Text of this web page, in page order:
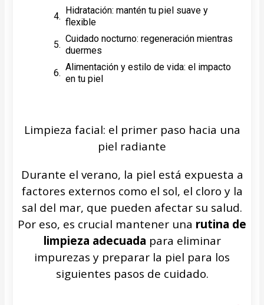
Hidratación: mantén tu piel suave y
flexible
Cuidado nocturno: regeneración mientras
duermes
Alimentación y estilo de vida: el impacto
en tu piel
Limpieza facial: el primer paso hacia una
piel radiante
Durante el verano, la piel está expuesta a
factores externos como el sol, el cloro y la
sal del mar, que pueden afectar su salud.
Por eso, es crucial mantener una rutina de
limpieza adecuada para eliminar
impurezas y preparar la piel para los
siguientes pasos de cuidado.